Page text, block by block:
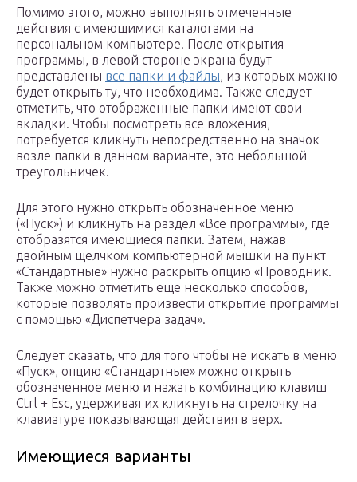
Помимо этого, можно выполнять отмеченные
действия с имеющимися каталогами на
персональном компьютере. После открытия
программы, в левой стороне экрана будут
представлены все папки и файлы, из которых можно
будет открыть ту, что необходима. Также следует
отметить, что отображенные папки имеют свои
вкладки. Чтобы посмотреть все вложения,
потребуется кликнуть непосредственно на значок
возле папки в данном варианте, это небольшой
треугольничек.
Для этого нужно открыть обозначенное меню
(«Пуск») и кликнуть на раздел «Все программы», где
отобразятся имеющиеся папки. Затем, нажав
двойным щелчком компьютерной мышки на пункт
«Стандартные» нужно раскрыть опцию «Проводник.
Также можно отметить еще несколько способов,
которые позволять произвести открытие программы
с помощью «Диспетчера задач».
Следует сказать, что для того чтобы не искать в меню
«Пуск», опцию «Стандартные» можно открыть
обозначенное меню и нажать комбинацию клавиш
Ctrl + Esc, удерживая их кликнуть на стрелочку на
клавиатуре показывающая действия в верх.
Имеющиеся варианты